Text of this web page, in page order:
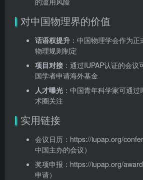
对中国物理界的价值
话语权提升 ：中国物理学会作为
物理规则制定
项目对接 ：通过IUPAP认证的会
国学者申请海外基金
人才曝光 ：中国青年科学家可通
术圈关注
实用链接
会议日历： https://iupap.org/
中国主办的会议）
奖项申报： https://iupap.org/
申请）